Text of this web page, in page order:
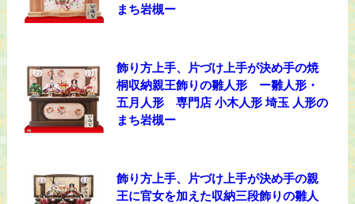
まち岩槻ー
飾り方上手、片づけ上手が決め手の焼
桐収納親王飾りの雛人形 ー雛人形・
五月人形 専門店 小木人形 埼玉 人形の
まち岩槻ー
飾り方上手、片づけ上手が決め手の親
王に官女を加えた収納三段飾りの雛人